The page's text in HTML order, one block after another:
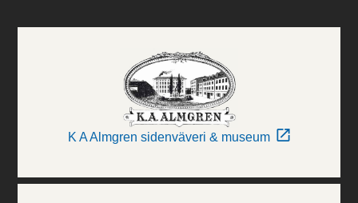
K A Almgren sidenväveri & museum